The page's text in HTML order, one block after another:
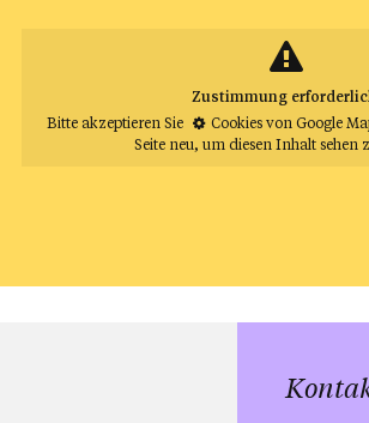
Zustimmung
Bitte akzeptieren Sie
Cookies von Google
Seite neu, um diesen Inhalt sehen